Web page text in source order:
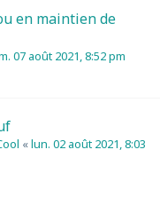
en maintien de
07 août 2021, 8:52 pm
«lun. 02 août 2021, 8:03